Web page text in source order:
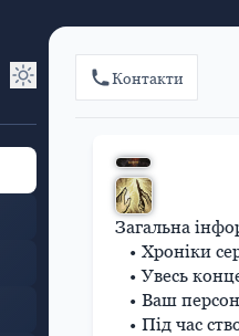
Контакти
Загальна
Хроніки
Увесь
Ваш
Під час